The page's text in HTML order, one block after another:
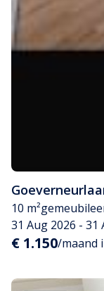
10 m²
31 Aug 2026 - 31
€ 1.150/maand